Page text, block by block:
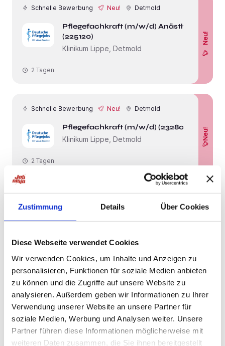
Zustimmung Details Über Cookies
Diese Webseite verwendet Cookies
Wir verwenden Cookies, um Inhalte und Anzeigen zu
personalisieren, Funktionen für soziale Medien anbieten
zu können und die Zugriffe auf unsere Website zu
analysieren. Außerdem geben wir Informationen zu Ihrer
Verwendung unserer Website an unsere Partner für
soziale Medien, Werbung und Analysen weiter. Unsere
Partner führen diese Informationen möglicherweise mit
weiteren Daten zusammen, die Sie ihnen bereitgestellt
Schnelle Bewerbung Neu! Detmold
Pflegefachkraft (m/w/d) Anästhesie
(225120)
Klinikum Lippe, Detmold
Neu!
2 Tagen
Schnelle Bewerbung Neu! Detmold
Pflegefachkraft (m/w/d) (232808)
Klinikum Lippe, Detmold
Neu!
2 Tagen
Neu!
Pflegefachkraft (m/w/d) (239652)
Klinikum Lippe, Detmold
Neu!
2 Tagen